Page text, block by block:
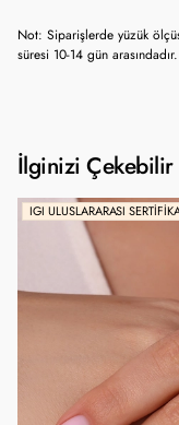
Not: Siparişlerde yüzük
süresi 10-14 gün arasındadır.
İlginizi Çekebilir
IGI ULUSLARARASI